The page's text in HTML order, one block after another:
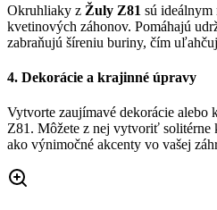
Okruhliaky z Žuly Z81 sú ideálnym
kvetinových záhonov. Pomáhajú
zabraňujú šíreniu buriny, čím
4. Dekorácie a krajinné úpravy
Vytvorte zaujímavé dekorácie
Z81. Môžete z nej vytvoriť solitérne
ako výnimočné akcenty vo vašej